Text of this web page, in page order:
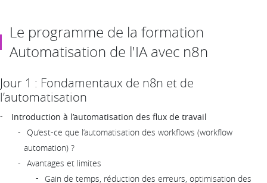
Le programme de la formation
Automatisation de l'IA avec n8n
Jour 1 : Fondamentaux de n8n et de
l’automatisation
Introduction à l’automatisation des flux de travail
Qu’est-ce que l’automatisation des workflows (workflow
automation) ?
Avantages et limites
Gain de temps, réduction des erreurs, optimisation des